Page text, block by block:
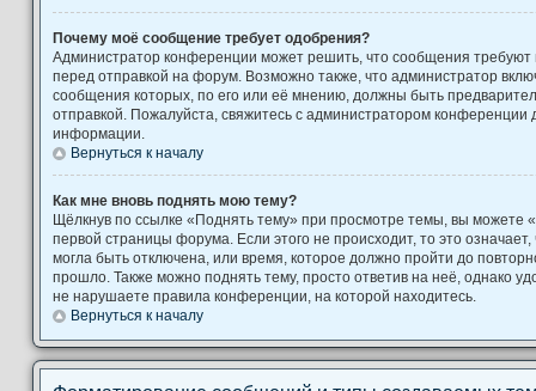
Почему моё сообщение требует одобрения?
Администратор конференции может решить, что сообщения требуют
перед отправкой на форум. Возможно также, что администратор
сообщения которых, по его или её мнению, должны быть
отправкой. Пожалуйста, свяжитесь с администратором конференции
информации.
Вернуться к началу
Как мне вновь поднять мою тему?
Щёлкнув по ссылке «Поднять тему» при просмотре темы, вы можете
первой страницы форума. Если этого не происходит, то это
могла быть отключена, или время, которое должно пройти до
прошло. Также можно поднять тему, просто ответив на неё, однако
не нарушаете правила конференции, на которой находитесь.
Вернуться к началу